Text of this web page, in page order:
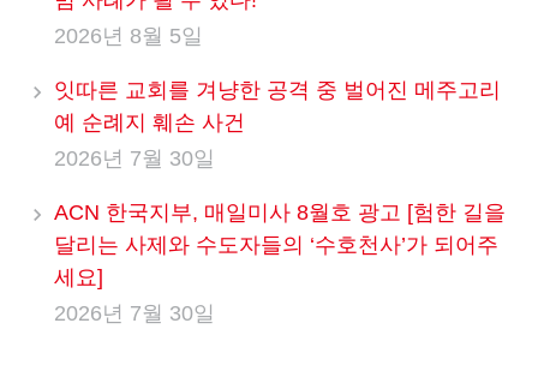
2026년 8월 5일
잇따른 교회를 겨냥한 공격 중 벌어진 메주고리
예 순례지 훼손 사건
2026년 7월 30일
ACN 한국지부, 매일미사 8월호 광고 [험한 길을
달리는 사제와 수도자들의 ‘수호천사’가 되어주
세요]
2026년 7월 30일